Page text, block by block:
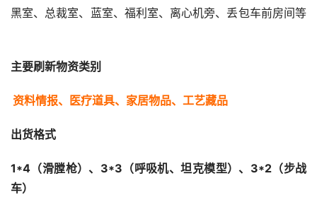
黑室、总裁室、蓝室、福利室、离心机旁、丢包车前房间‌等
主要刷新物资类别
资料情报、医疗道具、家居物品、工艺藏品
出货格式
1*4（滑膛枪）、3*3（呼吸机、坦克模型）、3*2（步战
车）